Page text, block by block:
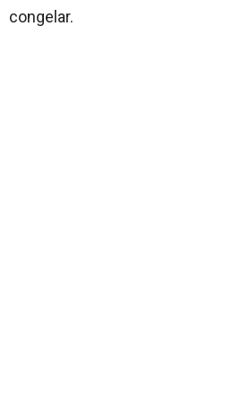
congelar.